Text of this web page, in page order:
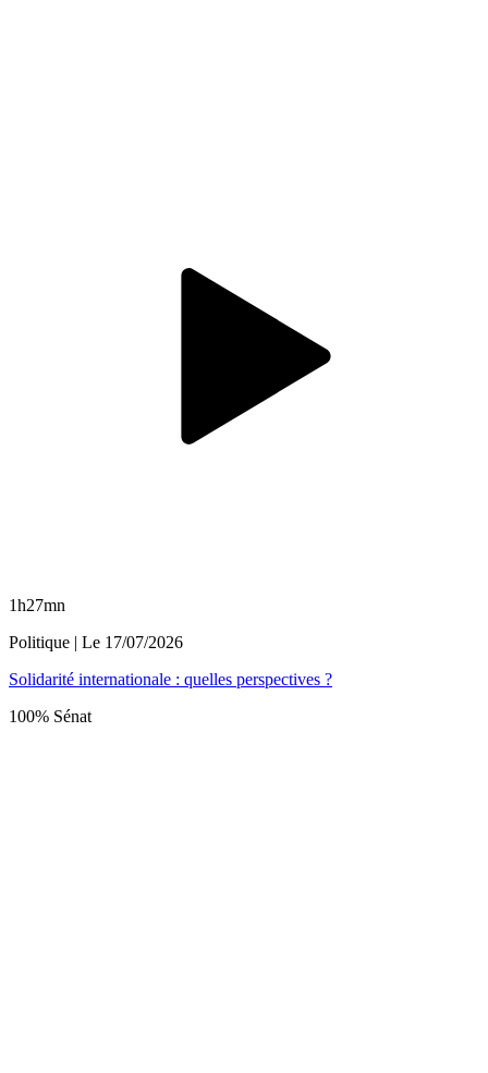
1h27mn
Politique | Le 17/07/2026
Solidarité internationale : quelles perspectives ?
100% Sénat